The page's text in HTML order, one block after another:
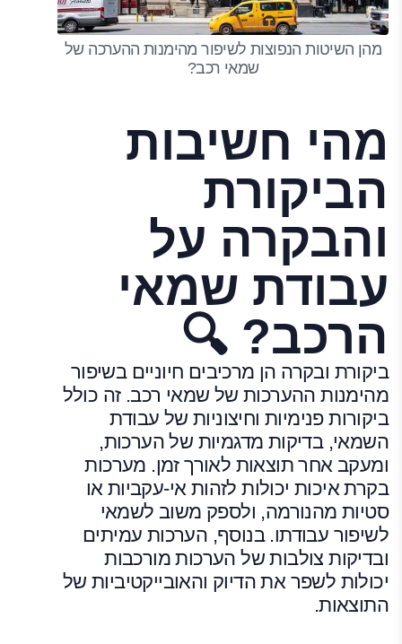
מהן השיטות הנפוצות לשיפור מהימנות ההערכה של
שמאי רכב?
מהי חשיבות
הביקורת
והבקרה על
עבודת שמאי
הרכב? 🔍
ביקורת ובקרה הן מרכיבים חיוניים בשיפור
מהימנות ההערכות של שמאי רכב. זה כולל
ביקורות פנימיות וחיצוניות של עבודת
השמאי, בדיקות מדגמיות של הערכות,
ומעקב אחר תוצאות לאורך זמן. מערכות
בקרת איכות יכולות לזהות אי-עקביות או
סטיות מהנורמה, ולספק משוב לשמאי
לשיפור עבודתו. בנוסף, הערכות עמיתים
ובדיקות צולבות של הערכות מורכבות
יכולות לשפר את הדיוק והאובייקטיביות של
התוצאות.